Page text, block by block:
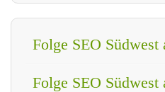
Folge SEO Südwest
Folge SEO